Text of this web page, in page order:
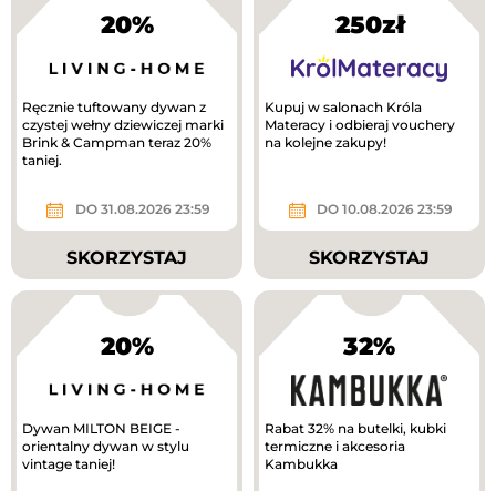
20%
Ręcznie tuftowany dywan z
czystej wełny dziewiczej marki
Brink & Campman teraz 20%
taniej.
DO 31.08.2026 23:59
SKORZYSTAJ
250zł
Kupuj w salonach Króla
Materacy i odbieraj vouchery
na kolejne zakupy!
DO 10.08.2026 23:59
SKORZYSTAJ
20%
Dywan MILTON BEIGE -
orientalny dywan w stylu
vintage taniej!
32%
Rabat 32% na butelki, kubki
termiczne i akcesoria
Kambukka